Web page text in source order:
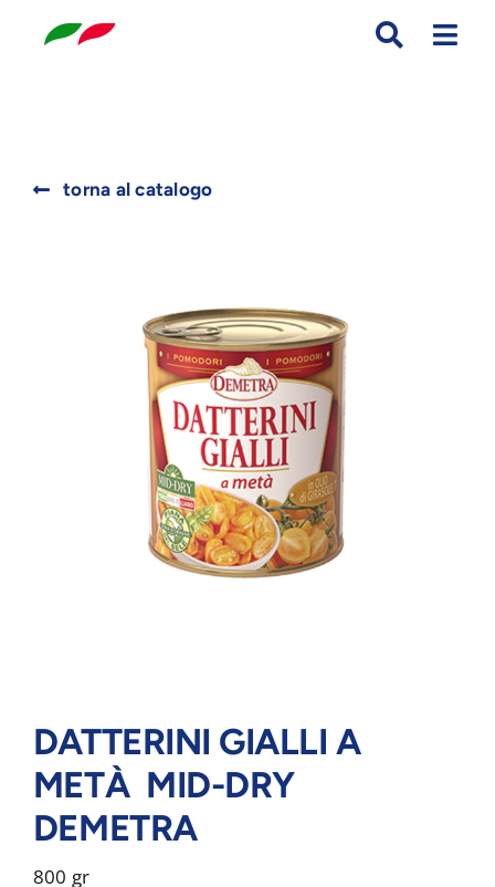
torna al catalogo
DATTERINI GIALLI A
METÀ MID-DRY
DEMETRA
800 gr
for: